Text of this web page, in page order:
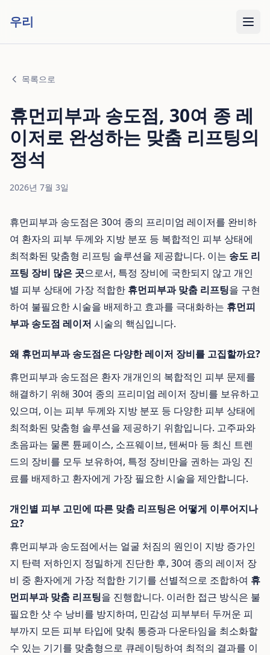
우리
목록으로
휴먼피부과 송도점, 30여 종 레
이저로 완성하는 맞춤 리프팅의
정석
2026년 7월 3일
휴먼피부과 송도점은 30여 종의 프리미엄 레이저를 완비하
여 환자의 피부 두께와 지방 분포 등 복합적인 피부 상태에
최적화된 맞춤형 리프팅 솔루션을 제공합니다. 이는 송도 리
프팅 장비 많은 곳으로서, 특정 장비에 국한되지 않고 개인
별 피부 상태에 가장 적합한 휴먼피부과 맞춤 리프팅을 구현
하여 불필요한 시술을 배제하고 효과를 극대화하는 휴먼피
부과 송도점 레이저 시술의 핵심입니다.
왜 휴먼피부과 송도점은 다양한 레이저 장비를 고집할까요?
휴먼피부과 송도점은 환자 개개인의 복합적인 피부 문제를
해결하기 위해 30여 종의 프리미엄 레이저 장비를 보유하고
있으며, 이는 피부 두께와 지방 분포 등 다양한 피부 상태에
최적화된 맞춤형 솔루션을 제공하기 위함입니다. 고주파와
초음파는 물론 튠페이스, 소프웨이브, 텐써마 등 최신 트렌
드의 장비를 모두 보유하여, 특정 장비만을 권하는 과잉 진
료를 배제하고 환자에게 가장 필요한 시술을 제안합니다.
개인별 피부 고민에 따른 맞춤 리프팅은 어떻게 이루어지나
요?
휴먼피부과 송도점에서는 얼굴 처짐의 원인이 지방 증가인
지 탄력 저하인지 정밀하게 진단한 후, 30여 종의 레이저 장
비 중 환자에게 가장 적합한 기기를 선별적으로 조합하여 휴
먼피부과 맞춤 리프팅을 진행합니다. 이러한 접근 방식은 불
필요한 샷 수 낭비를 방지하며, 민감성 피부부터 두꺼운 피
부까지 모든 피부 타입에 맞춰 통증과 다운타임을 최소화할
수 있는 기기를 맞춤형으로 큐레이팅하여 최적의 결과를 이